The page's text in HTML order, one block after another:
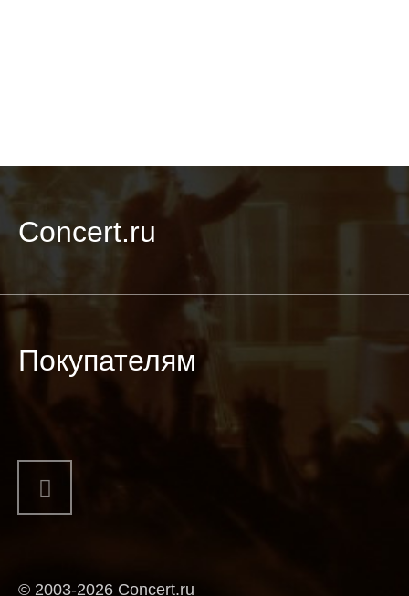
Concert.ru
Покупателям
© 2003-2026 Concert.ru